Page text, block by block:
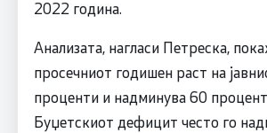
2022 година.
Анализата, нагласи Петреска,
просечниот годишен раст на
проценти и надминува 60
Буџетскиот дефицит често го